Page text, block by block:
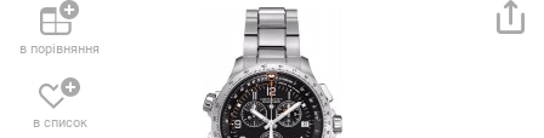
в порівняння
в список